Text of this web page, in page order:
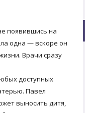
появившись на
одна — вскоре он
Врачи сразу
доступных
Павел
выносить дитя,